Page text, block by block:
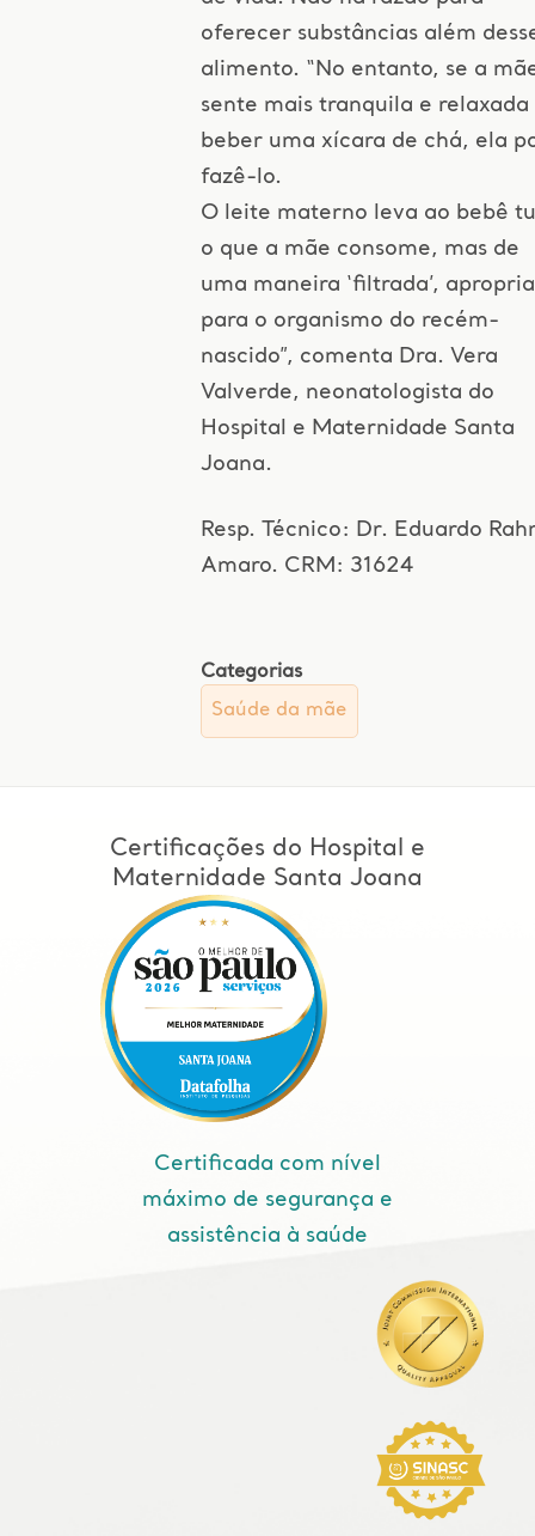
oferecer substâncias além
alimento. “No entanto, se a
sente mais tranquila e relaxada
beber uma xícara de chá, ela
fazê-lo.
O leite materno leva ao bebê
o que a mãe consome, mas de
uma maneira ‘filtrada’,
para o organismo do recém-
nascido”, comenta Dra. Vera
Valverde, neonatologista do
Hospital e Maternidade Santa
Joana.
Resp. Técnico: Dr. Eduardo
Amaro. CRM: 31624
Categorias
Saúde da mãe
Certificações do Hospital e
Maternidade Santa Joana
Certificada com nível
máximo de segurança e
assistência à saúde